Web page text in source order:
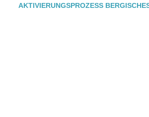
AKTIVIERUNGSPROZESS